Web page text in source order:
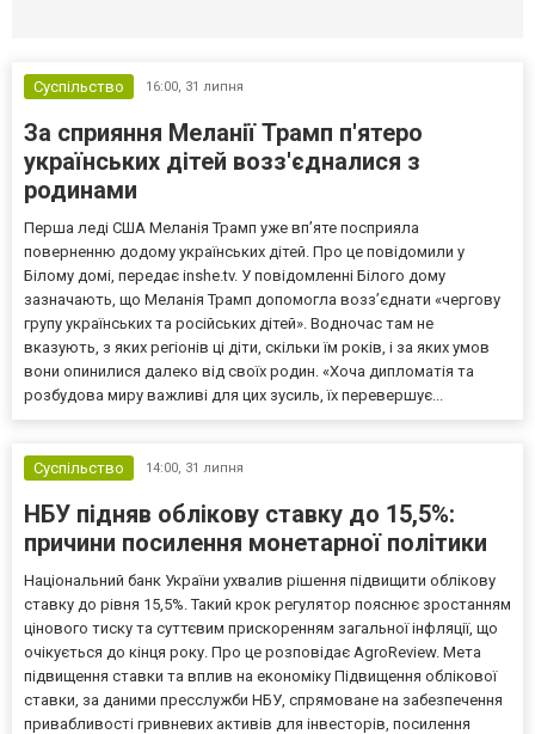
Суспільство 16:00, 31 липня
За сприяння Меланії Трамп п'ятеро
українських дітей возз'єдналися з
родинами
Перша леді США Меланія Трамп уже впʼяте посприяла
поверненню додому українських дітей. Про це повідомили у
Білому домі, передає inshe.tv. У повідомленні Білого дому
зазначають, що Меланія Трамп допомогла возз’єднати «чергову
групу українських та російських дітей». Водночас там не
вказують, з яких регіонів ці діти, скільки їм років, і за яких умов
вони опинилися далеко від своїх родин. «Хоча дипломатія та
розбудова миру важливі для цих зусиль, їх перевершує...
Суспільство 14:00, 31 липня
НБУ підняв облікову ставку до 15,5%:
причини посилення монетарної політики
Національний банк України ухвалив рішення підвищити облікову
ставку до рівня 15,5%. Такий крок регулятор пояснює зростанням
цінового тиску та суттєвим прискоренням загальної інфляції, що
очікується до кінця року. Про це розповідає AgroReview. Мета
підвищення ставки та вплив на економіку Підвищення облікової
ставки, за даними пресслужби НБУ, спрямоване на забезпечення
привабливості гривневих активів для інвесторів, посилення